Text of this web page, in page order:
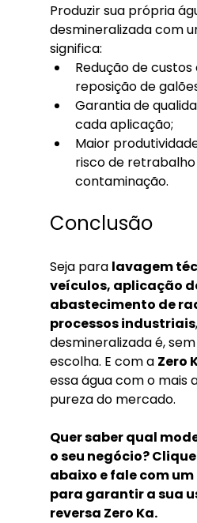
Produzir sua própria
desmineralizada com
significa:
Redução de
reposição de
Garantia de
cada aplicação;
Maior
risco de
contaminação.
Conclusão
Seja para lavagem
veículos, aplicação
abastecimento de
processos industriais
desmineralizada é,
escolha. E com a Zero
essa água com o mais
pureza do mercado.
Quer saber qual
o seu negócio?
abaixo e fale com
para garantir a sua
reversa Zero Ka.